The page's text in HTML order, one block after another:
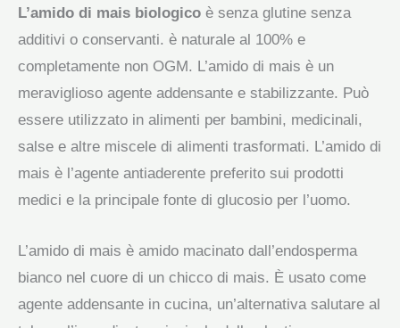
quantità
L’amido di mais biologico è senza glutine senza
additivi o conservanti. è naturale al 100% e
completamente non OGM. L’amido di mais è un
meraviglioso agente addensante e stabilizzante. Può
essere utilizzato in alimenti per bambini, medicinali,
salse e altre miscele di alimenti trasformati. L’amido di
mais è l’agente antiaderente preferito sui prodotti
medici e la principale fonte di glucosio per l’uomo.
L’amido di mais è amido macinato dall’endosperma
bianco nel cuore di un chicco di mais. È usato come
agente addensante in cucina, un’alternativa salutare al